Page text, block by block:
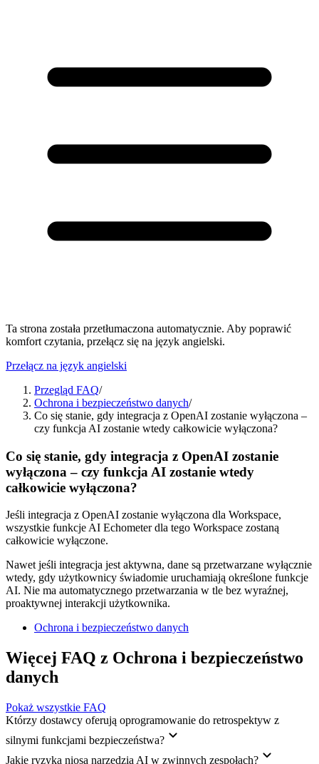
Ta strona została przetłumaczona automatycznie. Aby poprawić
komfort czytania, przełącz się na język angielski.
Przełącz na język angielski
Przegląd FAQ/
Ochrona i bezpieczeństwo danych/
Co się stanie, gdy integracja z OpenAI zostanie wyłączona –
czy funkcja AI zostanie wtedy całkowicie wyłączona?
Co się stanie, gdy integracja z OpenAI zostanie
wyłączona – czy funkcja AI zostanie wtedy
całkowicie wyłączona?
Jeśli integracja z OpenAI zostanie wyłączona dla Workspace,
wszystkie funkcje AI Echometer dla tego Workspace zostaną
całkowicie wyłączone.
Nawet jeśli integracja jest aktywna, dane są przetwarzane wyłącznie
wtedy, gdy użytkownicy świadomie uruchamiają określone funkcje
AI. Nie ma automatycznego przetwarzania w tle bez wyraźnej,
proaktywnej interakcji użytkownika.
Ochrona i bezpieczeństwo danych
Więcej FAQ z Ochrona i bezpieczeństwo
danych
Pokaż wszystkie FAQ
Którzy dostawcy oferują oprogramowanie do retrospektyw z
silnymi funkcjami bezpieczeństwa?
Jakie ryzyka niosą narzędzia AI w zwinnych zespołach?